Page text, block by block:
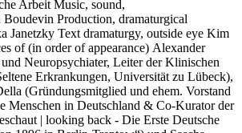
Arbeit Music, sound,
Boudevin Production, dramaturgical
Janetzky Text dramaturgy, outside eye Kim
of (in order of appearance) Alexander
Neuropsychiater, Leiter der Klinischen
Erkrankungen, Universität zu Lübeck),
(Gründungsmitglied und ehem. Vorstand
Menschen in Deutschland & Co-Kurator der
| looking back - Die Erste Deutsche